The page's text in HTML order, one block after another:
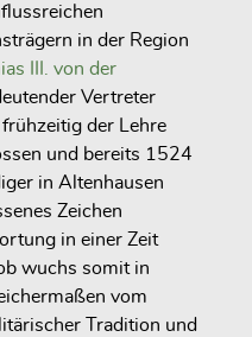
in der Region
III. von der
Vertreter
der Lehre
und bereits 1524
in Altenhausen
Zeichen
in einer Zeit
wuchs somit in
vom
Tradition und